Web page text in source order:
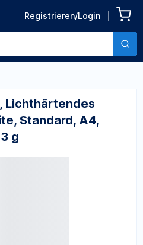
Registrieren/Login
Zurück zu den Produktdetails
Lichthärtendes
Standard, A4,
g